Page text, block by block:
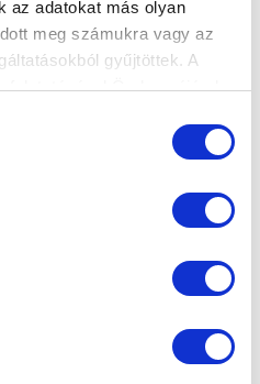
az adatokat más olyan
meg számukra vagy az
gyűjtöttek. A
folytatásával Ön hozzájárul a